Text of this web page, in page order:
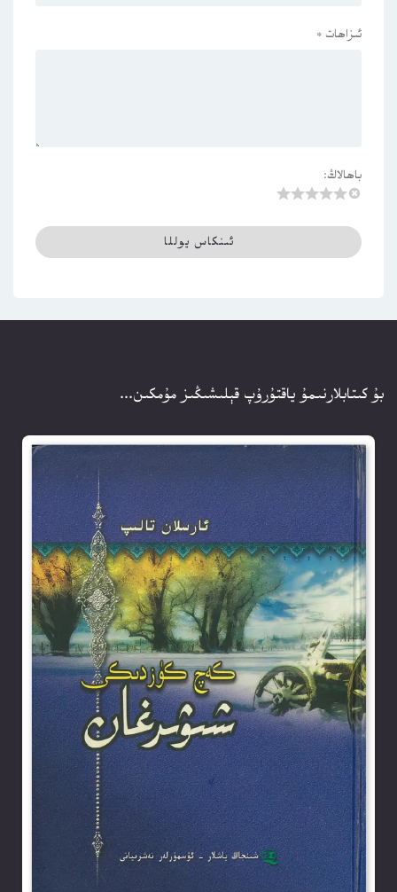
ئىزاھات *
باھالاڭ:
بۇ كىتابلارنىمۇ ياقتۇرۇپ قېلىشىڭىز مۇمكىن...